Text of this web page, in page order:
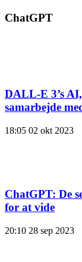
ChatGPT
DALL-E 3’s
samarbejde
18:05 02 okt 2023
ChatGPT: De
for at vide
20:10 28 sep 2023